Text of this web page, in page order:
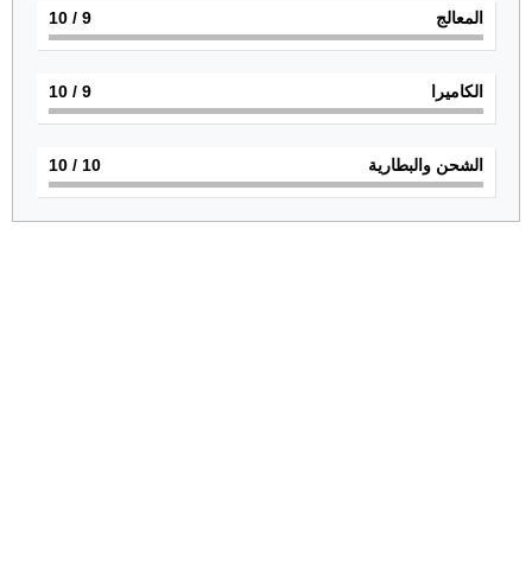
المعالج 9
/ 10
الكاميرا 9
/ 10
الشحن والبطارية 10
/ 10